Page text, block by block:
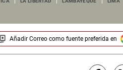
Añadir Correocomo fuente preferida en